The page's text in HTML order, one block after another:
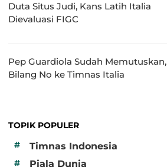
Duta Situs Judi, Kans Latih Italia
Dievaluasi FIGC
Pep Guardiola Sudah Memutuskan,
Bilang No ke Timnas Italia
TOPIK POPULER
#
Timnas Indonesia
# Piala Dunia